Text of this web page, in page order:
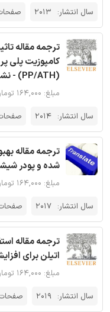
سال انتشار: 2013
کامپوزیت پلی
(PP/ATH) - نشریه الزویر
مبلغ: ۱۶۴,۰۰۰ تومان
سال انتشار: 2014
ترجمه مقاله
شده و پودر
مبلغ: ۱۶۴,۰۰۰ تومان
سال انتشار: 2017
ترجمه مقاله
اتیلن برای
مبلغ: ۱۶۴,۰۰۰ تومان
سال انتشار: 2019